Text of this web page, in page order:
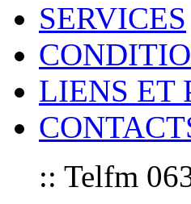
SERVICES
LIENS ET
:: Telfm